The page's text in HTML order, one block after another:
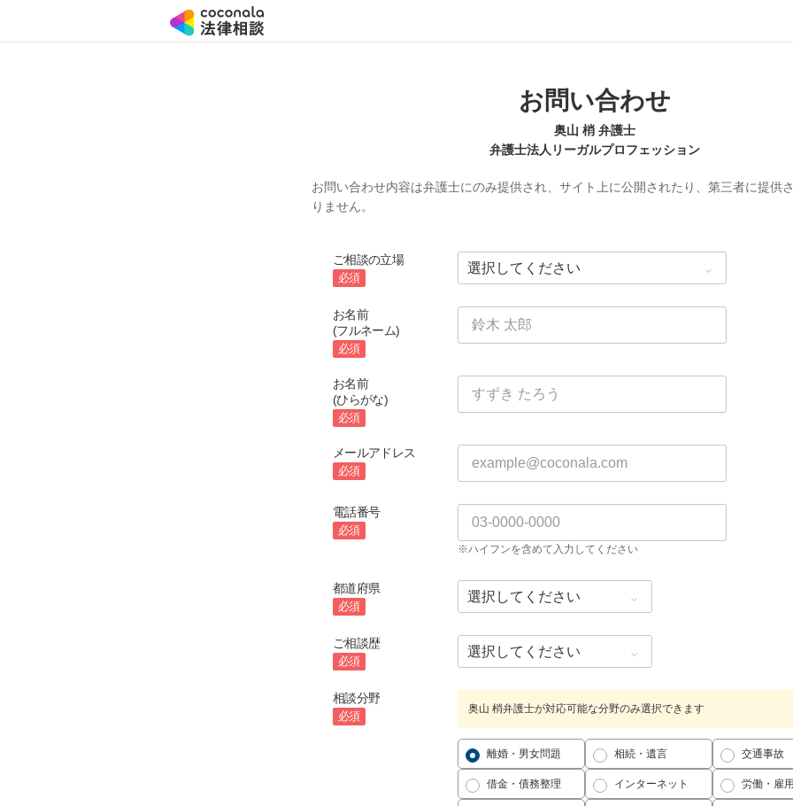
お問い合わせ
奥山 梢 弁護士
弁護士法人リーガルプロフェッション
お問い合わせ内容は弁護士にのみ提供され、サイト上に公開されたり、第三者に提供
りません。
ご相談の立場
必須
お名前
(フルネーム)
必須
お名前
(ひらがな)
必須
メールアドレス
必須
電話番号
必須
※ハイフンを含めて入力してください
都道府県
必須
ご相談歴
必須
相談分野
必須
奥山 梢弁護士が対応可能な分野のみ選択できます
離婚・男女問題 相続・遺言 交通事故
借金・債務整理 インターネット 労働・雇